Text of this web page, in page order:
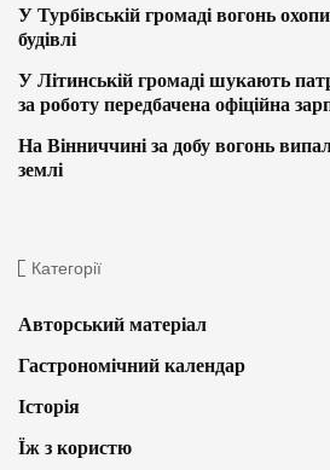
У Турбівській громаді вогонь
будівлі
У Літинській громаді шукають
за роботу передбачена офіційна
На Вінниччині за добу вогонь
землі
Категорії
Авторський матеріал
Гастрономічний календар
Історія
Їж з користю